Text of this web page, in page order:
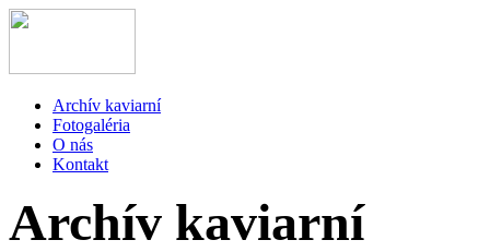
Archív kaviarní
Fotogaléria
O nás
Kontakt
Archív kaviarní